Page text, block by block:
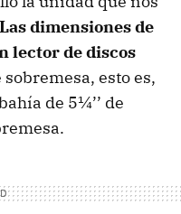
Las dimensiones de
lector de discos
esto es,
de 5¼’’ de